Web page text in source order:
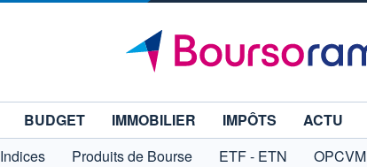
BUDGET IMMOBILIER IMPÔTS ACTU
Indices Produits de Bourse ETF - ETN OPCVM